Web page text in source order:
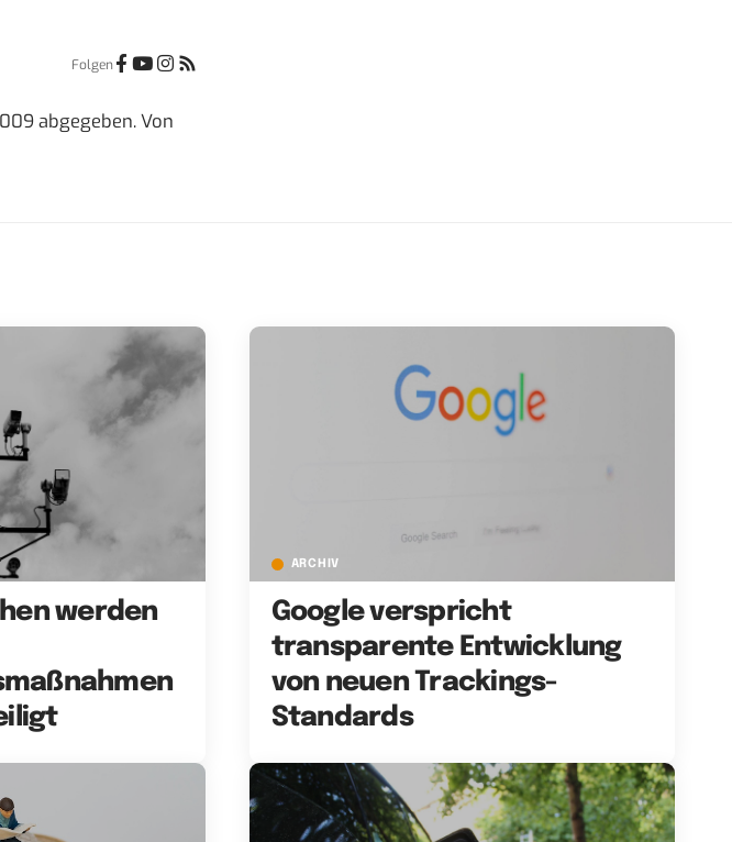
Folgen
abgegeben. Von
werden
ARCHIV
Google verspricht
transparente Entwicklung
von neuen Trackings-
Standards